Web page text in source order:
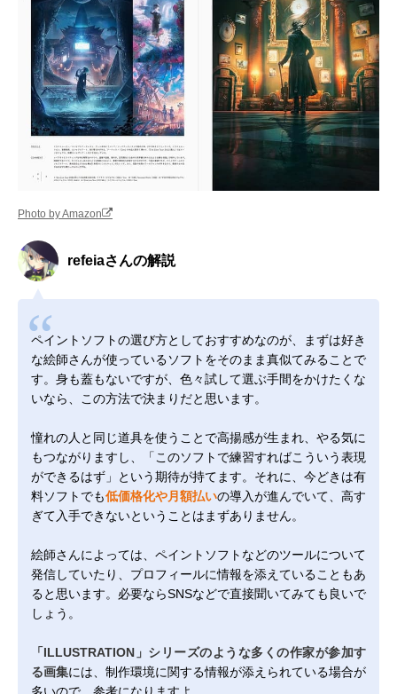
Photo by Amazon
refeiaさんの解説
ペイントソフトの選び方としておすすめなのが、まずは好き
な絵師さんが使っているソフトをそのまま真似てみることで
す。身も蓋もないですが、色々試して選ぶ手間をかけたくな
いなら、この方法で決まりだと思います。
憧れの人と同じ道具を使うことで高揚感が生まれ、やる気に
もつながりますし、「このソフトで練習すればこういう表現
ができるはず」という期待が持てます。それに、今どきは有
料ソフトでも低価格化や月額払いの導入が進んでいて、高す
ぎて入手できないということはまずありません。
絵師さんによっては、ペイントソフトなどのツールについて
発信していたり、プロフィールに情報を添えていることもあ
ると思います。必要ならSNSなどで直接聞いてみても良いで
しょう。
「ILLUSTRATION」シリーズのような多くの作家が参加す
る画集には、制作環境に関する情報が添えられている場合が
多いので、参考になりますよ。